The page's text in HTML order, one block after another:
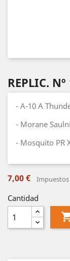
REPLIC.
- A-10 A
- Morane
- Mosquito PR
7,00 €
Cantidad